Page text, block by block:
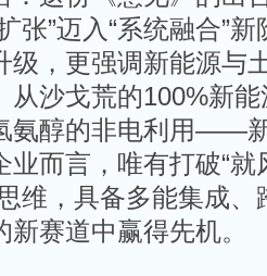
张”迈入“系统融合”
级，更强调新能源与
从沙戈荒的100%新
氨醇的非电利用——
业而言，唯有打破“
维，具备多能集成
赛道中赢得先机。